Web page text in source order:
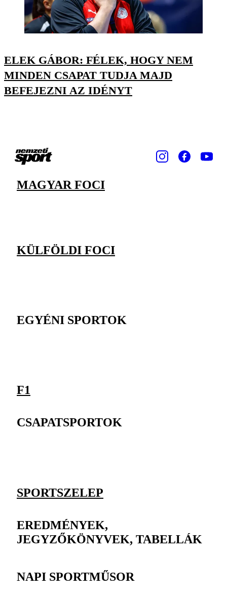
ELEK GÁBOR: FÉLEK, HOGY NEM
MINDEN CSAPAT TUDJA MAJD
BEFEJEZNI AZ IDÉNYT
MAGYAR FOCI
KÜLFÖLDI FOCI
EGYÉNI SPORTOK
F1
CSAPATSPORTOK
SPORTSZELEP
EREDMÉNYEK,
JEGYZŐKÖNYVEK, TABELLÁK
NAPI SPORTMŰSOR